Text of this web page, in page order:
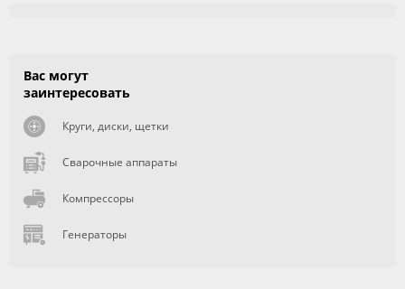
Вас могут
заинтересовать
Круги, диски, щетки
Сварочные аппараты
Компрессоры
Генераторы